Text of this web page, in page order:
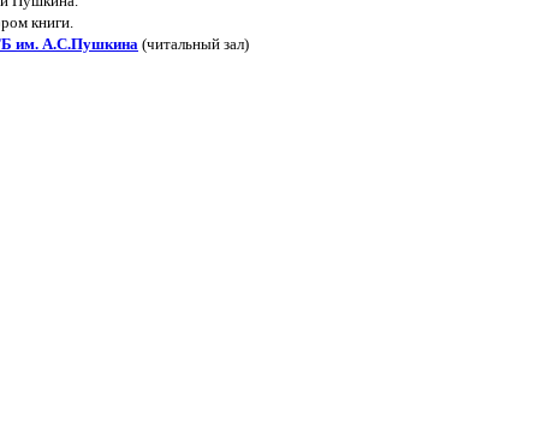
книги.
им. А.С.Пушкина (читальный зал)